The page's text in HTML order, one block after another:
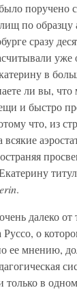
поручено
по образцу
сразу
уже
в
ли вы,
и быстро
что, из
всякие
.
далеко от
о
ее мнению,
в